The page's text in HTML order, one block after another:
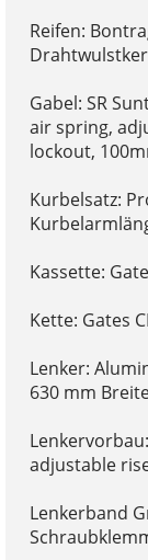
Reifen:
Gabel: SR
air spring,
lockout,
Kurbelsatz:
Kassette:
Kette: Gates
Lenker:
630 mm
adjustable
Lenkerband